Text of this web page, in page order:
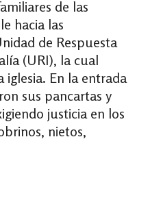
de las
hacia las
de Respuesta
(URI), la cual
iglesia. En la entrada
sus pancartas y
justicia en los
nietos,